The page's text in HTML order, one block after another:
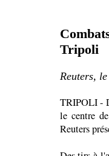
Tripoli
Reuters,
TRIPOLI -
le centre
Reuters